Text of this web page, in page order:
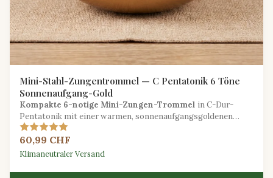
Mini-Stahl-Zungentrommel — C Pentatonik 6 Töne
Sonnenaufgang-Gold
Kompakte 6-notige Mini-Zungen-Trommel in C-Dur-
Pentatonik mit einer warmen, sonnenaufgangsgoldenen
Oberfläche, ideal für Reisemeditation und um Kindern Musik
näherzubringen.
60,99 CHF
Klimaneutraler Versand